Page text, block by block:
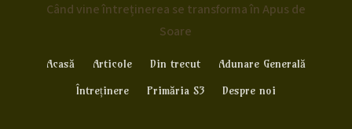
Când vine întreținerea se transforma în Apus de
Soare
Acasă Articole Din trecut
Adunare Generală
Întreținere
Primăria S3 Despre noi